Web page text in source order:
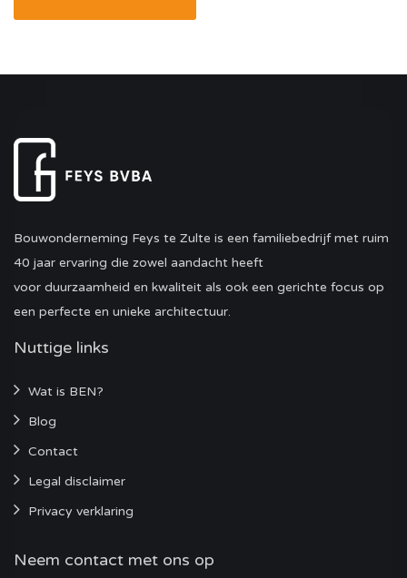
Bouwonderneming Feys te Zulte is een familiebedrijf met ruim
40 jaar ervaring die zowel aandacht heeft
voor duurzaamheid en kwaliteit als ook een gerichte focus op
een perfecte en unieke architectuur.
Nuttige links
Wat is BEN?
Blog
Contact
Legal disclaimer
Privacy verklaring
Neem contact met ons op